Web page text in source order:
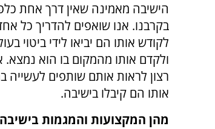
הישיבה מאמינה שאין דרך אחת
בקרבנו. אנו שואפים להדריך כל
לקודש אותו הם יביאו לידי ביטוי
ולקדם אותו מהמקום בו הוא נמצא.
רצון לראות אותם שותפים לעשייה
אותו הם קיבלו בישיבה.
מהן המקצועות והמגמות